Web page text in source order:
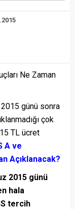
Ne Zaman
günü sonra
çok
TL ücret
A ve
Açıklanacak?
2015 günü
hala
tercih